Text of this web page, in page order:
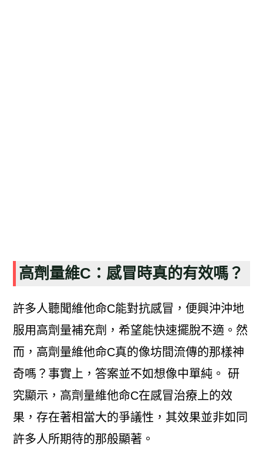
高劑量維C：感冒時真的有效嗎？
許多人聽聞維他命C能對抗感冒，便興沖沖地
服用高劑量補充劑，希望能快速擺脫不適。然
而，高劑量維他命C真的像坊間流傳的那樣神
奇嗎？事實上，答案並不如想像中單純。 研
究顯示，高劑量維他命C在感冒治療上的效
果，存在著相當大的爭議性，其效果並非如同
許多人所期待的那般顯著。